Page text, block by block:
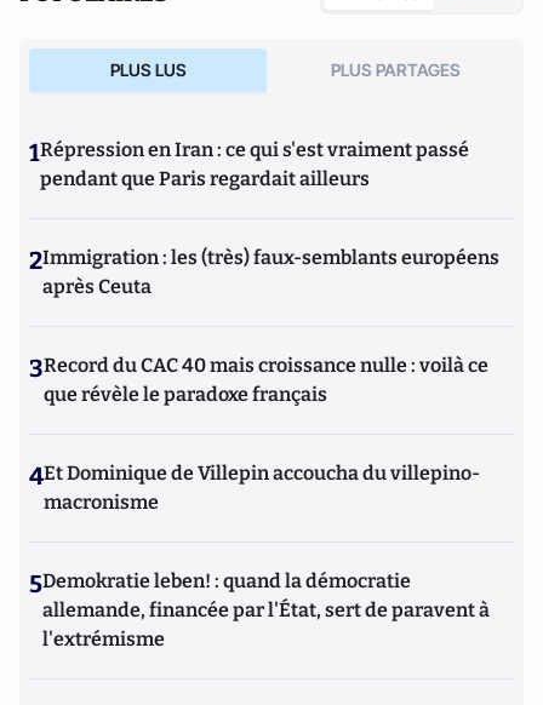
PLUS LUS PLUS PARTAGES
1Répression en Iran : ce qui s'est vraiment passé
pendant que Paris regardait ailleurs
2Immigration : les (très) faux-semblants européens
après Ceuta
3Record du CAC 40 mais croissance nulle : voilà ce
que révèle le paradoxe français
4Et Dominique de Villepin accoucha du villepino-
macronisme
5Demokratie leben! : quand la démocratie
allemande, financée par l'État, sert de paravent à
l'extrémisme